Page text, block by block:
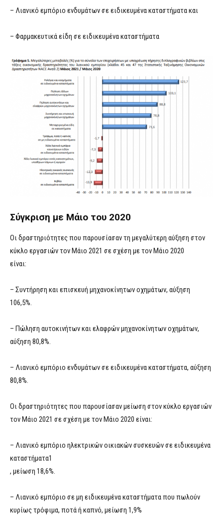
– Λιανικό εμπόριο ενδυμάτων σε ειδικευμένα καταστήματα και
– Φαρμακευτικά είδη σε ειδικευμένα καταστήματα
Σύγκριση με Μάιο του 2020
Οι δραστηριότητες που παρουσίασαν τη μεγαλύτερη αύξηση στον
κύκλο εργασιών τον Μάιο 2021 σε σχέση με τον Μάιο 2020
είναι:
– Συντήρηση και επισκευή μηχανοκίνητων οχημάτων, αύξηση
106,5%.
– Πώληση αυτοκινήτων και ελαφρών μηχανοκίνητων οχημάτων,
αύξηση 80,8%.
– Λιανικό εμπόριο ενδυμάτων σε ειδικευμένα καταστήματα, αύξηση
80,8%.
Οι δραστηριότητες που παρουσίασαν μείωση στον κύκλο εργασιών
τον Μάιο 2021 σε σχέση με τον Μάιο 2020 είναι:
– Λιανικό εμπόριο ηλεκτρικών οικιακών συσκευών σε ειδικευμένα
καταστήματα1
, μείωση 18,6%.
– Λιανικό εμπόριο σε μη ειδικευμένα καταστήματα που πωλούν
κυρίως τρόφιμα, ποτά ή καπνό, μείωση 1,9%